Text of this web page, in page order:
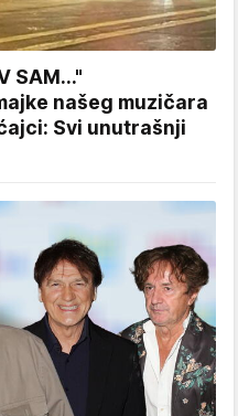
SAM..."
našeg muzičara
Svi unutrašnji